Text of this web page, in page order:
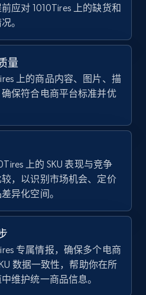
Currency, Initial
percent, and more.
TikTok shop products
Currency, Initial
percent, and more.
records by shop url
Currency, Initial
percent, and more.
应对 1010Tires 上的缺货和
。
量
上的商品内容、图片、描
保符合电商平台标准并优
上的 SKU 表现与竞争
，以识别市场机会、定价
异化空间。
专属情报，确保多个电商
数据一致性，帮助你在所
维护统一商品信息。